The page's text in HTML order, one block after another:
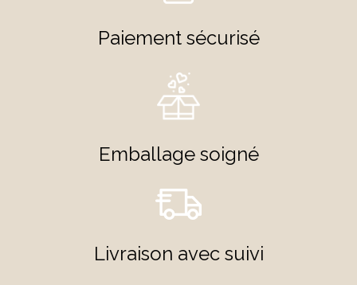
Paiement sécurisé
Emballage soigné
Livraison avec suivi